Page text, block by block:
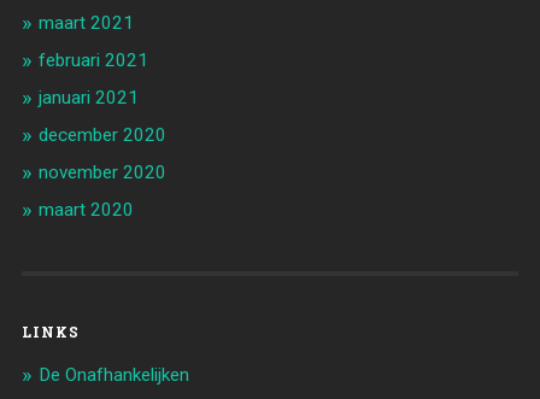
maart 2021
februari 2021
januari 2021
december 2020
november 2020
maart 2020
LINKS
De Onafhankelijken